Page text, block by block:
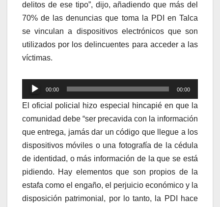
delitos de ese tipo”, dijo, añadiendo que más del
70% de las denuncias que toma la PDI en Talca
se vinculan a dispositivos electrónicos que son
utilizados por los delincuentes para acceder a las
víctimas.
Reproductor
de
00:00 00:00
El oficial policial hizo especial hincapié en que la
comunidad debe “ser precavida con la información
que entrega, jamás dar un código que llegue a los
dispositivos móviles o una fotografía de la cédula
de identidad, o más información de la que se está
pidiendo. Hay elementos que son propios de la
estafa como el engaño, el perjuicio económico y la
disposición patrimonial, por lo tanto, la PDI hace